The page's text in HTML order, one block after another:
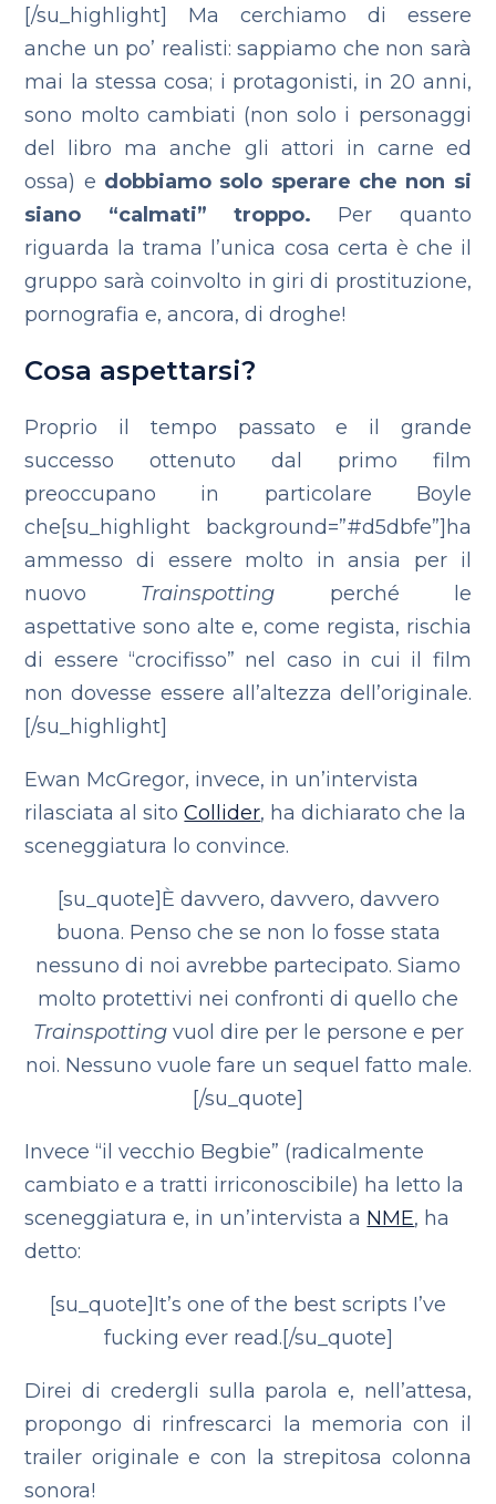
[/su_highlight] Ma cerchiamo di essere
anche un po’ realisti: sappiamo che non sarà
mai la stessa cosa; i protagonisti, in 20 anni,
sono molto cambiati (non solo i personaggi
del libro ma anche gli attori in carne ed
ossa) e dobbiamo solo sperare che non si
siano “calmati” troppo. Per quanto
riguarda la trama l’unica cosa certa è che il
gruppo sarà coinvolto in giri di prostituzione,
pornografia e, ancora, di droghe!
Cosa aspettarsi?
Proprio il tempo passato e il grande
successo ottenuto dal primo film
preoccupano in particolare Boyle
che[su_highlight background=”#d5dbfe”]ha
ammesso di essere molto in ansia per il
nuovo Trainspotting perché le
aspettative sono alte e, come regista, rischia
di essere “crocifisso” nel caso in cui il film
non dovesse essere all’altezza dell’originale.
[/su_highlight]
Ewan McGregor, invece, in un’intervista
rilasciata al sitoCollider, ha dichiarato che la
sceneggiatura lo convince.
[su_quote]È davvero, davvero, davvero
buona. Penso che se non lo fosse stata
nessuno di noi avrebbe partecipato. Siamo
molto protettivi nei confronti di quello che
Trainspottingvuol dire per le persone e per
noi. Nessuno vuole fare un sequel fatto male.
[/su_quote]
Invece “il vecchio Begbie” (radicalmente
cambiato e a tratti irriconoscibile) ha letto la
sceneggiatura e, in un’intervista a NME, ha
detto:
[su_quote]It’s one of the best scripts I’ve
fucking ever read.[/su_quote]
Direi di credergli sulla parola e, nell’attesa,
propongo di rinfrescarci la memoria con il
trailer originale e con la strepitosa colonna
sonora!